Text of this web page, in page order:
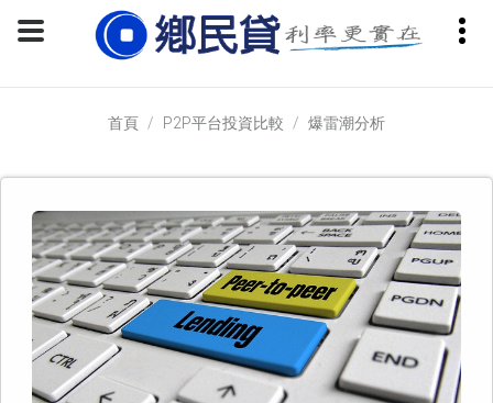
首頁 P2P平台投資比較 爆雷潮分析